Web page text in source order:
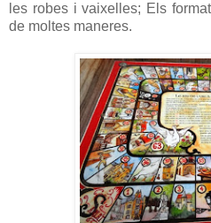
les robes i vaixelles; Els
de moltes maneres.